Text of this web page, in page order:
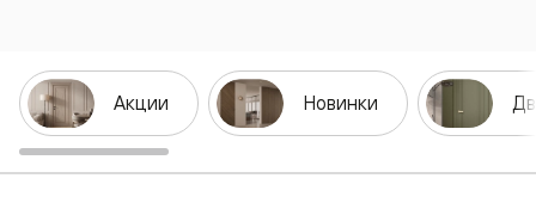
Акции Новинки